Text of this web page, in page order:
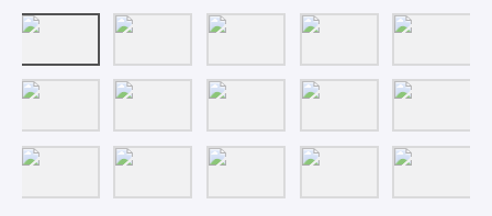
採用情報
Contact